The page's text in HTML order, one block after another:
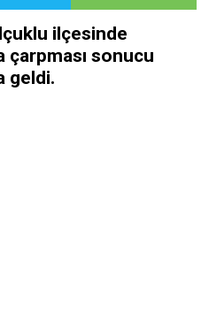
ilçesinde
sonucu
geldi.